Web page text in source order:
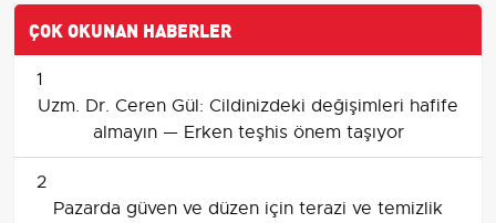
ÇOK OKUNAN HABERLER
1
Uzm. Dr. Ceren Gül: Cildinizdeki değişimleri hafife
almayın — Erken teşhis önem taşıyor
2
Pazarda güven ve düzen için terazi ve temizlik